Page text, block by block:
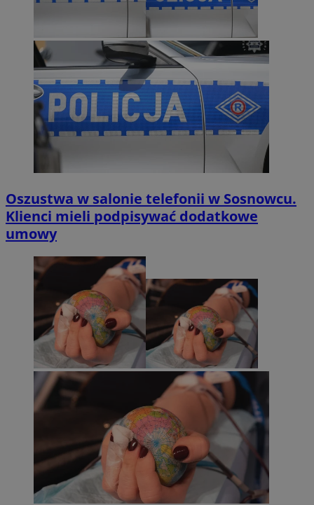
Oszustwa w salonie telefonii w Sosnowcu.
Klienci mieli podpisywać dodatkowe
umowy